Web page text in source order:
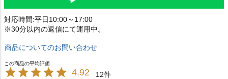
対応時間:平日10:00～17:00
※30分以内の返信にて運用中。
商品についてのお問い合わせ
4.92 12